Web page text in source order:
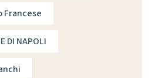
DI NAPOLI